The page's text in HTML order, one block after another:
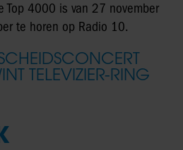
Top 4000 is van 27 november
te horen op Radio 10.
TELEVIZIER-RING